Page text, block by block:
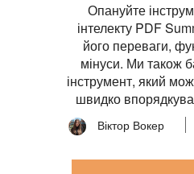
Опануйте
інтелекту PDF
його переваги,
мінуси. Ми також
інструмент, який
швидко
Віктор Вокер